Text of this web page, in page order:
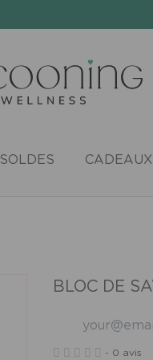
SOLDES CADEAUX
BLOC DE
- 0 avis